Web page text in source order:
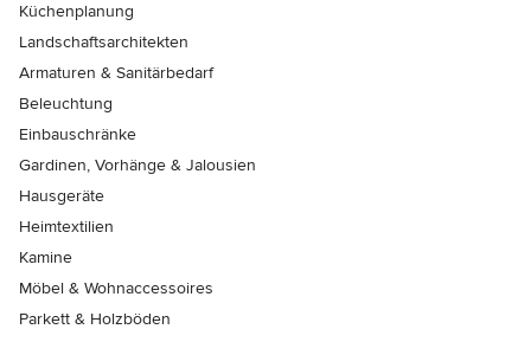
Küchenplanung
Landschaftsarchitekten
Armaturen & Sanitärbedarf
Beleuchtung
Einbauschränke
Gardinen, Vorhänge & Jalousien
Hausgeräte
Heimtextilien
Kamine
Möbel & Wohnaccessoires
Parkett & Holzböden